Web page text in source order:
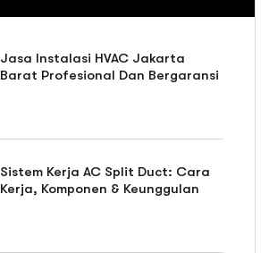
Jasa Instalasi HVAC Jakarta
Barat Profesional Dan Bergaransi
Sistem Kerja AC Split Duct: Cara
Kerja, Komponen & Keunggulan